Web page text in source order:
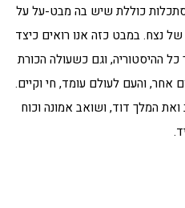
כוללת שיש בה מבט-על על
נצח. במבט כזה אנו רואים כיצד
ההיסטוריה, וגם כשעולה הכורת
והעם לעולם עומד, חי וקיים.
המלך דוד, ושואב אמונה וכוח